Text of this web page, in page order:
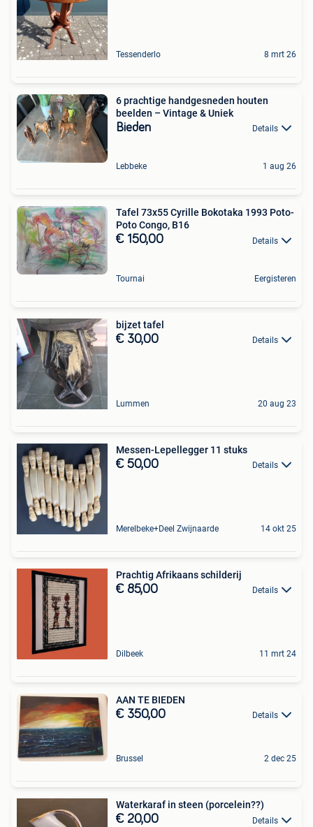
Tessenderlo 8 mrt 26
6 prachtige handgesneden houten
beelden – Vintage & Uniek
Bieden Details
Lebbeke 1 aug 26
Tafel 73x55 Cyrille Bokotaka 1993 Poto-
Poto Congo, B16
€ 150,00 Details
Tournai Eergisteren
bijzet tafel
€ 30,00 Details
Lummen 20 aug 23
Messen-Lepellegger 11 stuks
€ 50,00 Details
Merelbeke+Deel Zwijnaarde 14 okt 25
Prachtig Afrikaans schilderij
€ 85,00 Details
Dilbeek 11 mrt 24
AAN TE BIEDEN
€ 350,00 Details
Brussel 2 dec 25
Waterkaraf in steen (porcelein??)
€ 20,00 Details